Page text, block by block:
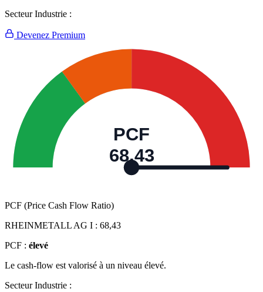
Secteur Industrie :
Devenez Premium
PCF
68,43
PCF (Price Cash Flow Ratio)
RHEINMETALL AG I : 68,43
PCF : élevé
Le cash-flow est valorisé à un niveau élevé.
Secteur Industrie :